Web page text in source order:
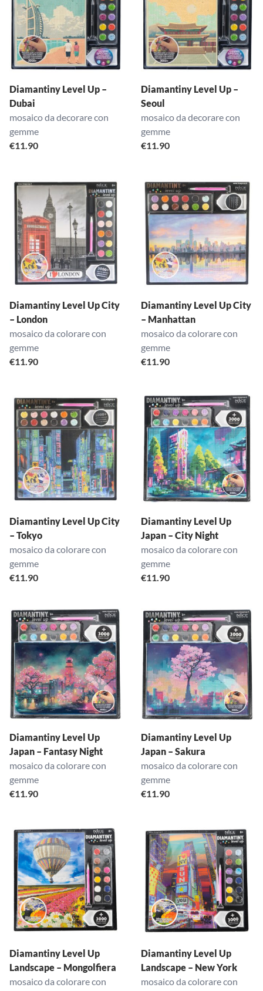
Diamantiny Level Up –
Dubai
mosaico da decorare con
gemme
€11.90
Diamantiny Level Up –
Seoul
mosaico da decorare con
gemme
€11.90
Diamantiny Level Up City
– London
mosaico da colorare con
gemme
€11.90
Diamantiny Level Up City
– Manhattan
mosaico da colorare con
gemme
€11.90
Diamantiny Level Up City
– Tokyo
mosaico da colorare con
gemme
€11.90
Diamantiny Level Up
Japan – City Night
mosaico da colorare con
gemme
€11.90
Diamantiny Level Up
Japan – Fantasy Night
mosaico da colorare con
gemme
€11.90
Diamantiny Level Up
Japan – Sakura
mosaico da colorare con
gemme
€11.90
Diamantiny Level Up
Landscape – Mongolfiera
mosaico da colorare con
Diamantiny Level Up
Landscape – New York
mosaico da colorare con